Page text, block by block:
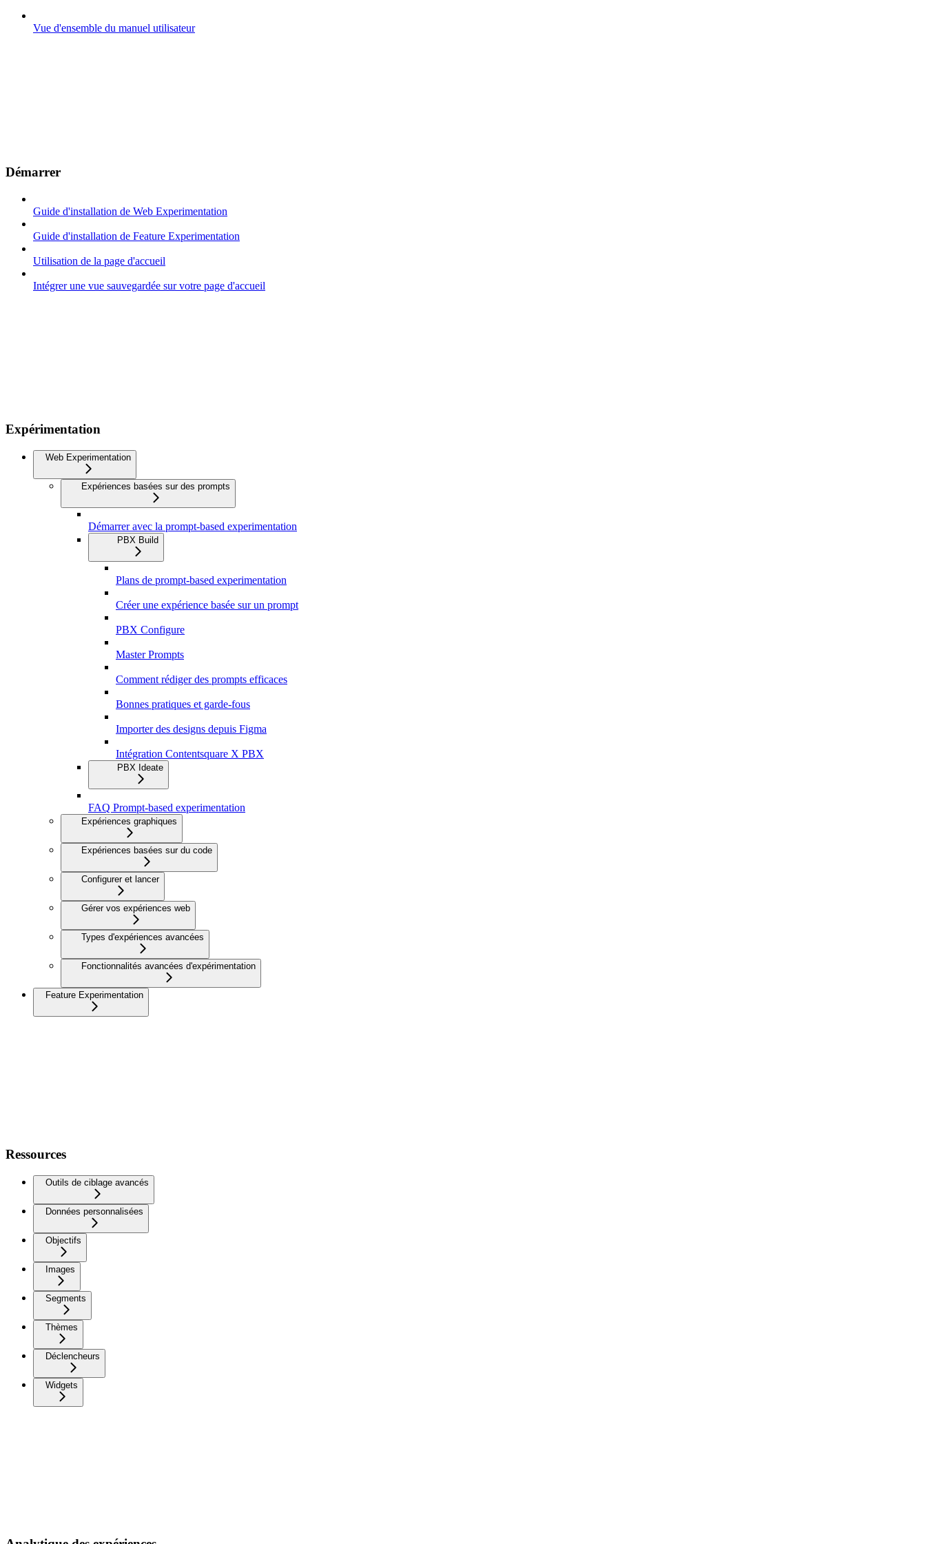
Vue d'ensemble du manuel utilisateur
Démarrer
Guide d'installation de Web Experimentation
Guide d'installation de Feature Experimentation
Utilisation de la page d'accueil
Intégrer une vue sauvegardée sur votre page d'accueil
Expérimentation
Web Experimentation
Expériences basées sur des prompts
Démarrer avec la prompt-based experimentation
PBX Build
Plans de prompt-based experimentation
Créer une expérience basée sur un prompt
PBX Configure
Master Prompts
Comment rédiger des prompts efficaces
Bonnes pratiques et garde-fous
Importer des designs depuis Figma
Intégration Contentsquare X PBX
PBX Ideate
FAQ Prompt-based experimentation
Expériences graphiques
Expériences basées sur du code
Configurer et lancer
Gérer vos expériences web
Types d'expériences avancées
Fonctionnalités avancées d'expérimentation
Feature Experimentation
Ressources
Outils de ciblage avancés
Données personnalisées
Objectifs
Images
Segments
Thèmes
Déclencheurs
Widgets